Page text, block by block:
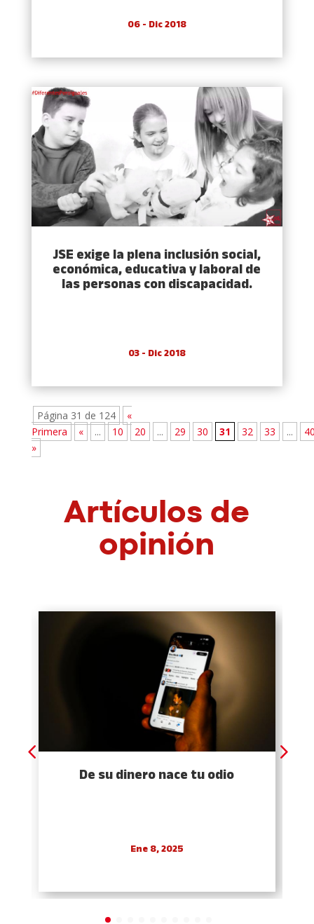
06 - Dic 2018
JSE exige la plena inclusión social,
económica, educativa y laboral de
las personas con discapacidad.
03 - Dic 2018
Página 31 de 124
«
Primera
« ... 10 20 ... 29 30 31 32 33 ...
»
Artículos de
opinión
De su dinero nace tu odio
Ene 8, 2025